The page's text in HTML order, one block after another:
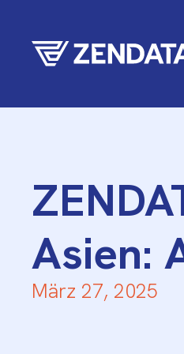
Asien:
März 27, 2025